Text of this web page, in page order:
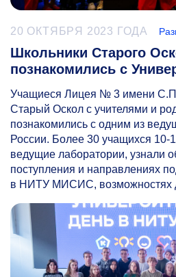
20 ОКТЯБРЯ 2023 ГОДА
Школьники Старого
познакомились с
Учащиеся Лицея № 3 имени С.П.
Старый Оскол с учителями и
познакомились с одним из
России. Более 30 учащихся 10-
ведущие лаборатории, узнали
поступления и направлениях
в НИТУ МИСИС, возможностях